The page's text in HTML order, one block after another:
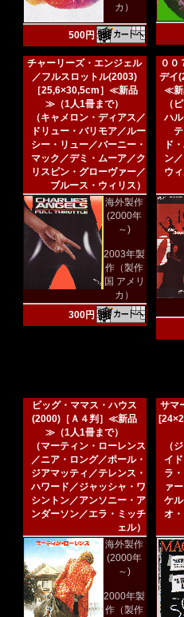
カ）
500円
チャーリーズ・エンジェル
／フルスロットル(2003)
［25,6×30,5cm］≪新品
≫（1人1冊まで）
（キャメロン・ディアス／
ドリュー・バリモア／ルー
シー・リュー／バーニー・
マック／デミ・ムーア／ク
リスピン・グローヴァー／
ブルース・ウィリス）
海外製作
(2000年
～)
2003年製
作（製作
国 アメリ
カ）
300円
００
デイ
≪新
（
ハ
ド
ン
ウ
ビッグ・ママス・ハウス
(2000)［Ａ４判］≪新品
≫（1人1冊まで）
（マーティン・ローレンス
／ニア・ロング／ポール・
ジアマッティ／テレンス・
ハワード／ジャッシャ・ワ
シントン／アンソニー・ア
ンダーソン／エラ・ミッチ
ェル）
海外製作
(2000年
～)
2000年製
作（製作
サマ
（
イ
ラ
ァ
ケ
オ